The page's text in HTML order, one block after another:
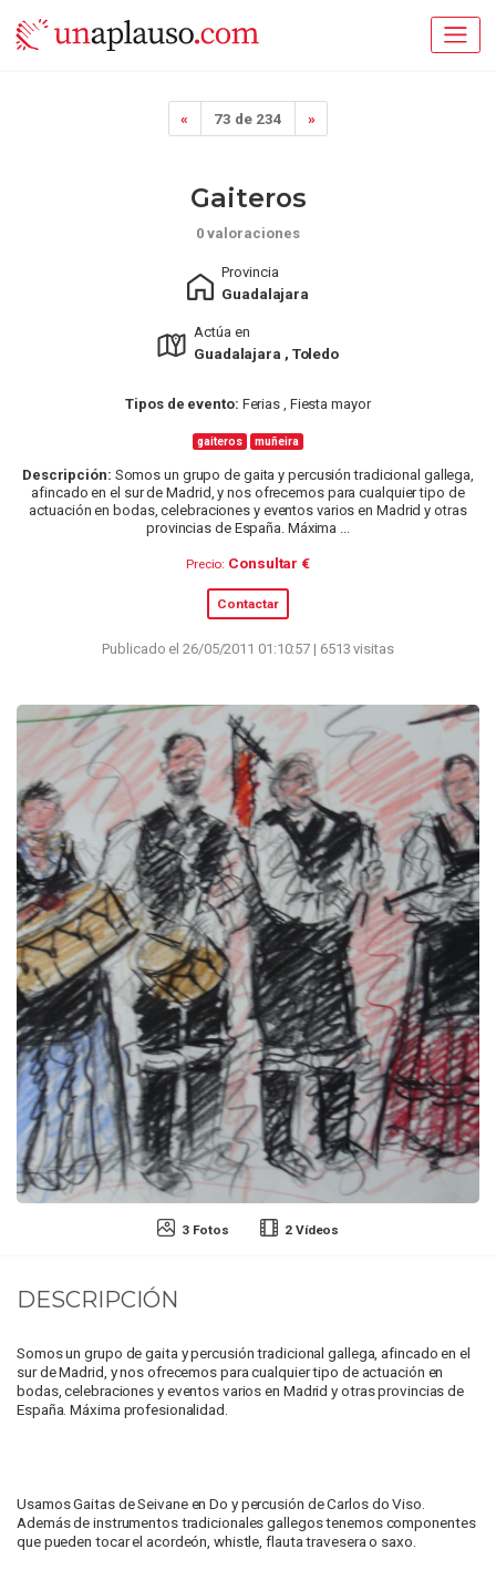
« 73 de 234 »
3 Fotos 2 Vídeos
Gaiteros
0 valoraciones
Provincia
Guadalajara
Actúa en
Guadalajara , Toledo
Tipos de evento: Ferias , Fiesta mayor
gaiteros muñeira
Descripción: Somos un grupo de gaita y percusión tradicional gallega,
afincado en el sur de Madrid, y nos ofrecemos para cualquier tipo de
actuación en bodas, celebraciones y eventos varios en Madrid y otras
provincias de España. Máxima ...
Precio: Consultar €
Contactar
Publicado el 26/05/2011 01:10:57 | 6513 visitas
DESCRIPCIÓN
Somos un grupo de gaita y percusión tradicional gallega, afincado en el
sur de Madrid, y nos ofrecemos para cualquier tipo de actuación en
bodas, celebraciones y eventos varios en Madrid y otras provincias de
España. Máxima profesionalidad.
Usamos Gaitas de Seivane en Do y percusión de Carlos do Viso.
Además de instrumentos tradicionales gallegos tenemos componentes
que pueden tocar el acordeón, whistle, flauta travesera o saxo.